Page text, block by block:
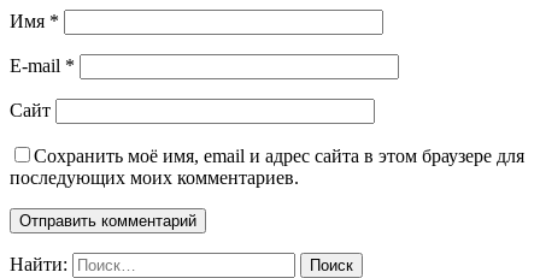
Имя *
E-mail *
Сайт
Сохранить моё имя, email и адрес сайта в этом браузере для
последующих моих комментариев.
Найти: